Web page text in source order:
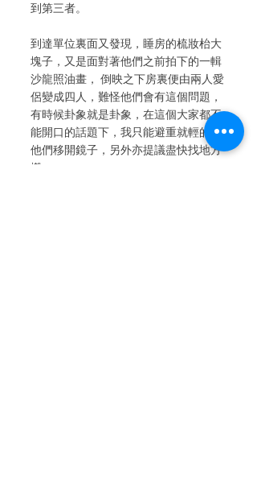
到第三者。
到達單位裏面又發現，睡房的梳妝枱大
塊子，又是面對著他們之前拍下的一輯
沙龍照油畫， 倒映之下房裏便由兩人愛
侶變成四人，難怪他們會有這個問題，
有時候卦象就是卦象，在這個大家都不
能開口的話題下，我只能避重就輕的叫
他們移開鏡子，另外亦提議盡快找地方
搬 。